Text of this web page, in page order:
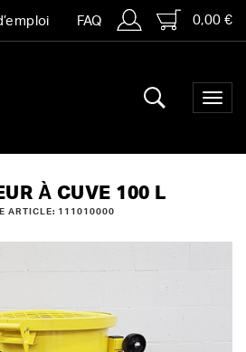
FAQ 0,00 €
À CUVE 100 L
ARTICLE: 111010000